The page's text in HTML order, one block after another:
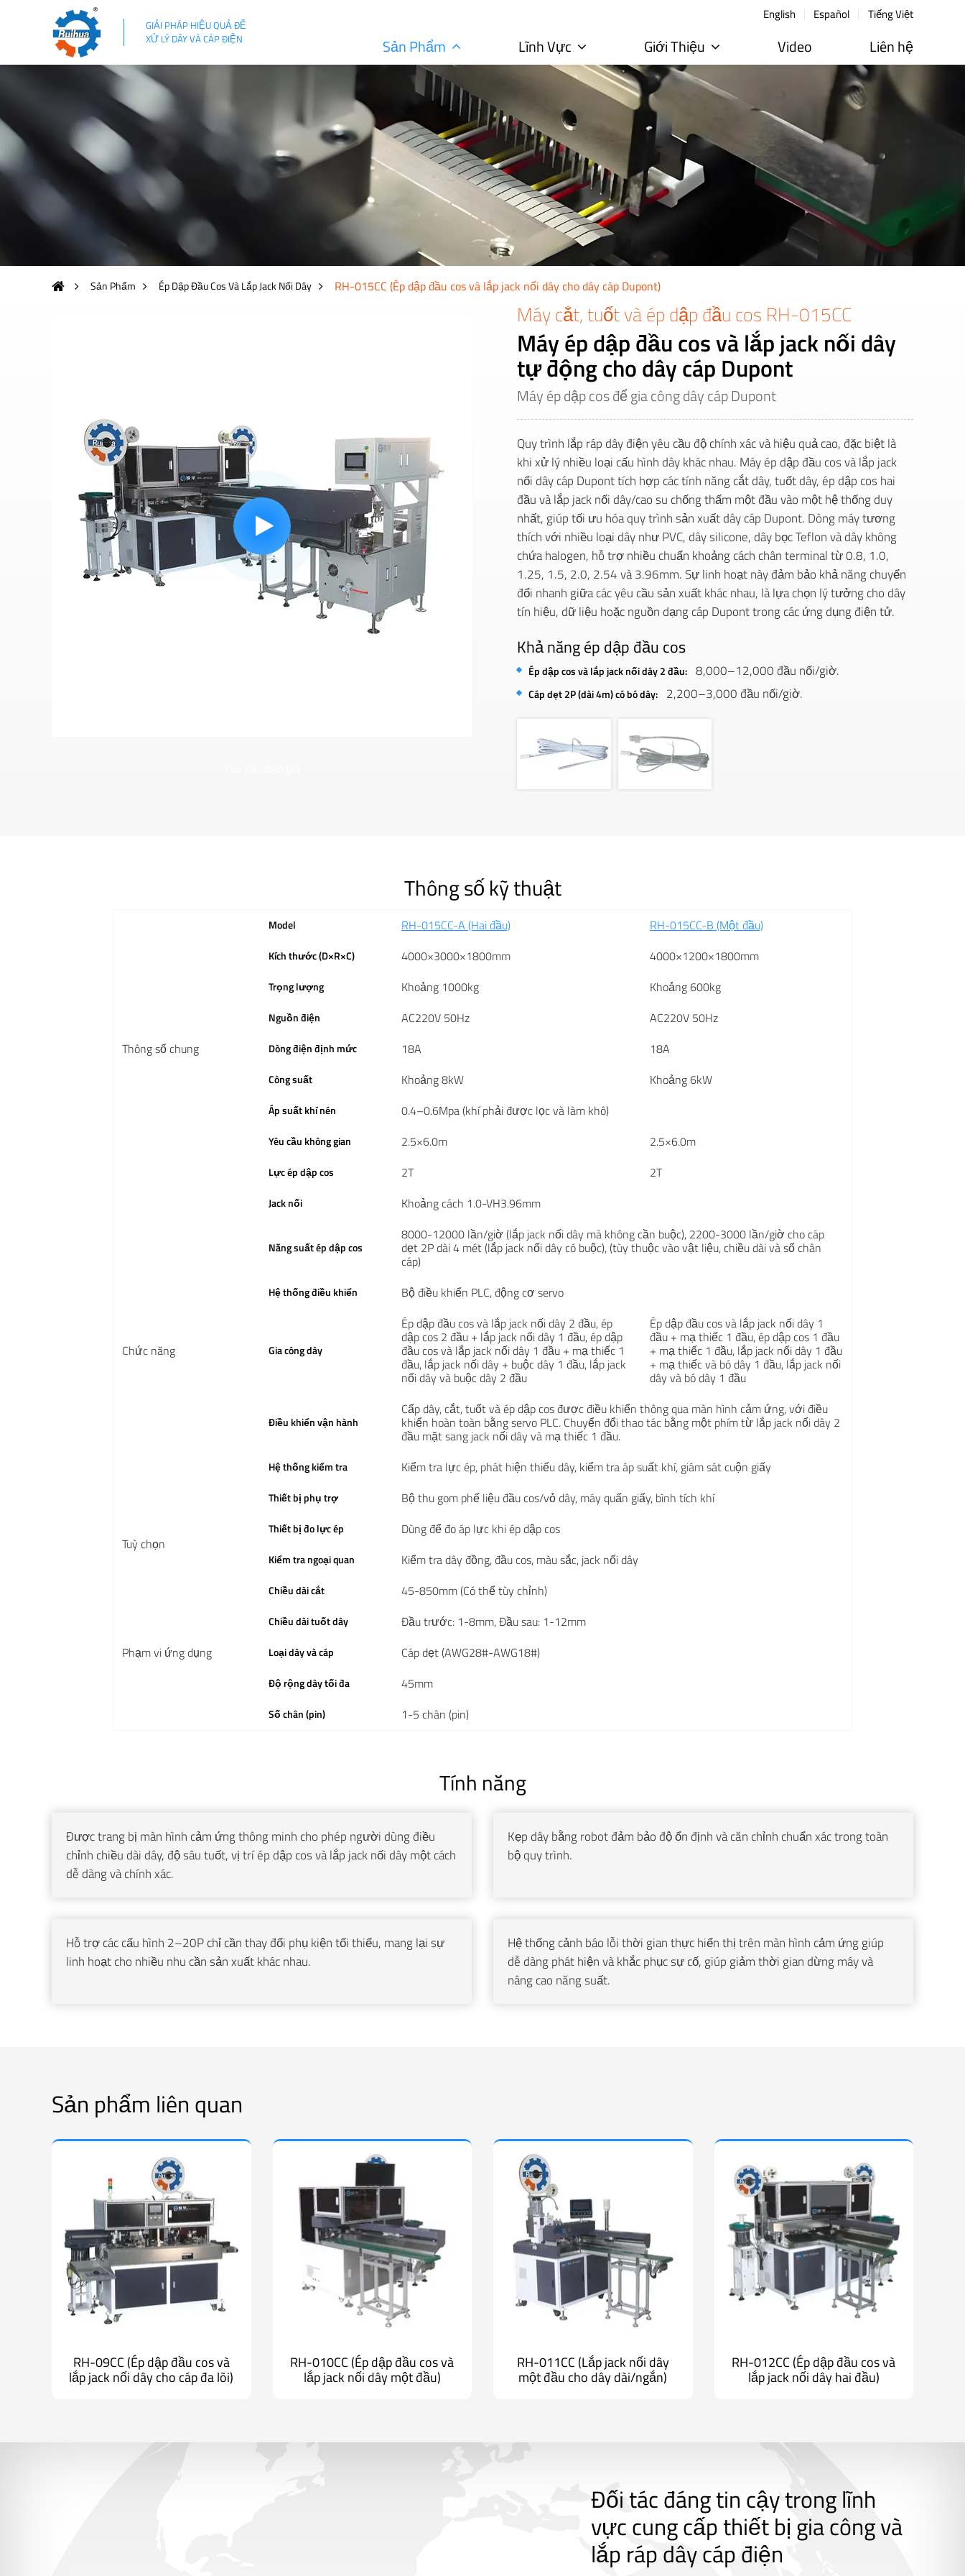
GIẢI PHÁP HIỆU QUẢ ĐỂ
XỬ LÝ DÂY VÀ CÁP ĐIỆN
English Español Tiếng Việt
Sản Phẩm Lĩnh Vực Giới Thiệu Video Liên hệ
Sản Phẩm Ép Dập Đầu Cos Và Lắp Jack Nối Dây RH-015CC (Ép dập đầu cos và lắp jack nối dây cho dây cáp Dupont)
Máy cắt, tuốt và ép dập đầu cos RH-015CC
Máy ép dập đầu cos và lắp jack nối dây
tự động cho dây cáp Dupont
Máy ép dập cos để gia công dây cáp Dupont
Quy trình lắp ráp dây điện yêu cầu độ chính xác và hiệu quả cao, đặc biệt là
khi xử lý nhiều loại cấu hình dây khác nhau. Máy ép dập đầu cos và lắp jack
nối dây cáp Dupont tích hợp các tính năng cắt dây, tuốt dây, ép dập cos hai
đầu và lắp jack nối dây/cao su chống thấm một đầu vào một hệ thống duy
nhất, giúp tối ưu hóa quy trình sản xuất dây cáp Dupont. Dòng máy tương
thích với nhiều loại dây như PVC, dây silicone, dây bọc Teflon và dây không
chứa halogen, hỗ trợ nhiều chuẩn khoảng cách chân terminal từ 0.8, 1.0,
1.25, 1.5, 2.0, 2.54 và 3.96mm. Sự linh hoạt này đảm bảo khả năng chuyển
đổi nhanh giữa các yêu cầu sản xuất khác nhau, là lựa chọn lý tưởng cho dây
tín hiệu, dữ liệu hoặc nguồn dạng cáp Dupont trong các ứng dụng điện tử.
Khả năng ép dập đầu cos
Ép dập cos và lắp jack nối dây 2 đầu: 8,000–12,000 đầu nối/giờ.
Cáp dẹt 2P (dài 4m) có bó dây: 2,200–3,000 đầu nối/giờ.
Thông số kỹ thuật
Thông số chung
Model RH-015CC-A (Hai đầu) RH-015CC-B (Một đầu)
Kích thước (D×R×C) 4000×3000×1800mm 4000×1200×1800mm
Trọng lượng Khoảng 1000kg Khoảng 600kg
Nguồn điện AC220V 50Hz AC220V 50Hz
Dòng điện định mức 18A 18A
Công suất Khoảng 8kW Khoảng 6kW
Áp suất khí nén 0.4–0.6Mpa (khí phải được lọc và làm khô)
Yêu cầu không gian 2.5×6.0m 2.5×6.0m
Lực ép dập cos 2T 2T
Chức năng
Jack nối Khoảng cách 1.0-VH3.96mm
Năng suất ép dập cos
8000-12000 lần/giờ (lắp jack nối dây mà không cần buộc), 2200-3000 lần/giờ cho cáp
dẹt 2P dài 4 mét (lắp jack nối dây có buộc), (tùy thuộc vào vật liệu, chiều dài và số chân
cáp)
Hệ thống điều khiển Bộ điều khiển PLC, động cơ servo
Gia công dây
Ép dập đầu cos và lắp jack nối dây 2 đầu, ép
dập cos 2 đầu + lắp jack nối dây 1 đầu, ép dập
đầu cos và lắp jack nối dây 1 đầu + mạ thiếc 1
đầu, lắp jack nối dây + buộc dây 1 đầu, lắp jack
nối dây và buộc dây 2 đầu
Ép dập đầu cos và lắp jack nối dây 1
đầu + mạ thiếc 1 đầu, ép dập cos 1 đầu
+ mạ thiếc 1 đầu, lắp jack nối dây 1 đầu
+ mạ thiếc và bó dây 1 đầu, lắp jack nối
dây và bó dây 1 đầu
Điều khiển vận hành
Cấp dây, cắt, tuốt và ép dập cos được điều khiển thông qua màn hình cảm ứng, với điều
khiển hoàn toàn bằng servo PLC. Chuyển đổi thao tác bằng một phím từ lắp jack nối dây 2
đầu mặt sang jack nối dây và mạ thiếc 1 đầu.
Hệ thống kiểm tra Kiểm tra lực ép, phát hiện thiếu dây, kiểm tra áp suất khí, giám sát cuộn giấy
Thiết bị phụ trợ Bộ thu gom phế liệu đầu cos/vỏ dây, máy quấn giấy, bình tích khí
Tuỳ chọn
Thiết bị đo lực ép Dùng để đo áp lực khi ép dập cos
Kiểm tra ngoại quan Kiểm tra dây đồng, đầu cos, màu sắc, jack nối dây
Phạm vi ứng dụng
Chiều dài cắt 45-850mm (Có thể tùy chỉnh)
Chiều dài tuốt dây Đầu trước: 1-8mm, Đầu sau: 1-12mm
Loại dây và cáp Cáp dẹt (AWG28#-AWG18#)
Độ rộng dây tối đa 45mm
Số chân (pin) 1-5 chân (pin)
Tính năng
Được trang bị màn hình cảm ứng thông minh cho phép người dùng điều
chỉnh chiều dài dây, độ sâu tuốt, vị trí ép dập cos và lắp jack nối dây một cách
dễ dàng và chính xác.
Kẹp dây bằng robot đảm bảo độ ổn định và căn chỉnh chuẩn xác trong toàn
bộ quy trình.
Hỗ trợ các cấu hình 2–20P chỉ cần thay đổi phụ kiện tối thiểu, mang lại sự
linh hoạt cho nhiều nhu cần sản xuất khác nhau.
Hệ thống cảnh báo lỗi thời gian thực hiển thị trên màn hình cảm ứng giúp
dễ dàng phát hiện và khắc phục sự cố, giúp giảm thời gian dừng máy và
nâng cao năng suất.
Sản phẩm liên quan
RH-09CC (Ép dập đầu cos và
lắp jack nối dây cho cáp đa lõi)
RH-010CC (Ép dập đầu cos và
lắp jack nối dây một đầu)
RH-011CC (Lắp jack nối dây
một đầu cho dây dài/ngắn)
RH-012CC (Ép dập đầu cos và
lắp jack nối dây hai đầu)
Đối tác đáng tin cậy trong lĩnh
vực cung cấp thiết bị gia công và
lắp ráp dây cáp điện